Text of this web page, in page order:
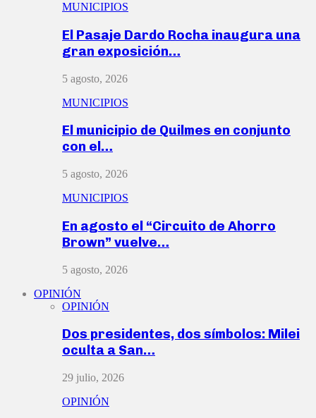
MUNICIPIOS
El Pasaje Dardo Rocha inaugura una
gran exposición…
5 agosto, 2026
MUNICIPIOS
El municipio de Quilmes en conjunto
con el…
5 agosto, 2026
MUNICIPIOS
En agosto el “Circuito de Ahorro
Brown” vuelve…
5 agosto, 2026
OPINIÓN
OPINIÓN
Dos presidentes, dos símbolos: Milei
oculta a San…
29 julio, 2026
OPINIÓN